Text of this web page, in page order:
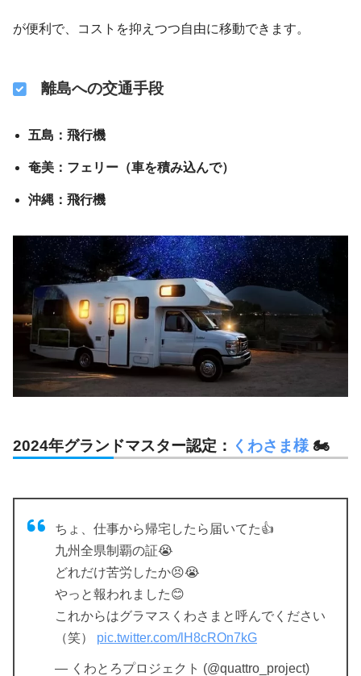
が便利で、コストを抑えつつ自由に移動できます。
離島への交通手段
五島：飛行機
奄美：フェリー（車を積み込んで）
沖縄：飛行機
2024年グランドマスター認定： くわさま様 🏍
ちょ、仕事から帰宅したら届いてた👍
九州全県制覇の証😭
どれだけ苦労したか😣😭
やっと報われました😊
これからはグラマスくわさまと呼んでください
（笑） pic.twitter.com/lH8cROn7kG
— くわとろプロジェクト (@quattro_project)